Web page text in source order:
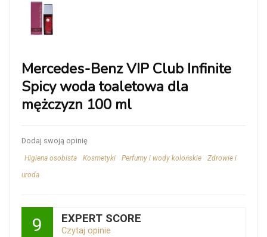
Mercedes-Benz VIP Club Infinite
Spicy woda toaletowa dla
mężczyzn 100 ml
Dodaj swoją opinię
Higiena osobista Kosmetyki Perfumy i wody kolońskie
Zdrowie i
uroda
9 EXPERT SCORE
Czytaj opinie